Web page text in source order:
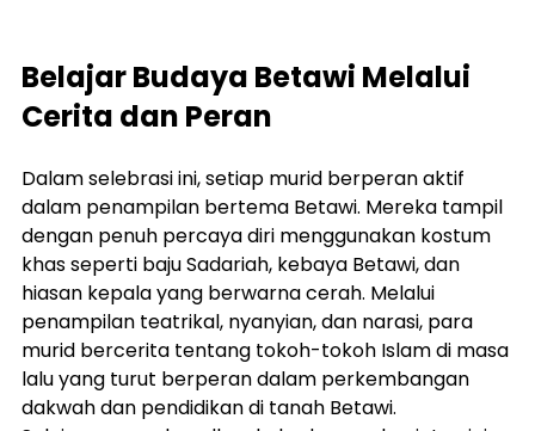
Belajar Budaya Betawi Melalui
Cerita dan Peran
Dalam selebrasi ini, setiap murid berperan aktif
dalam penampilan bertema Betawi. Mereka tampil
dengan penuh percaya diri menggunakan kostum
khas seperti baju Sadariah, kebaya Betawi, dan
hiasan kepala yang berwarna cerah. Melalui
penampilan teatrikal, nyanyian, dan narasi, para
murid bercerita tentang tokoh-tokoh Islam di masa
lalu yang turut berperan dalam perkembangan
dakwah dan pendidikan di tanah Betawi.